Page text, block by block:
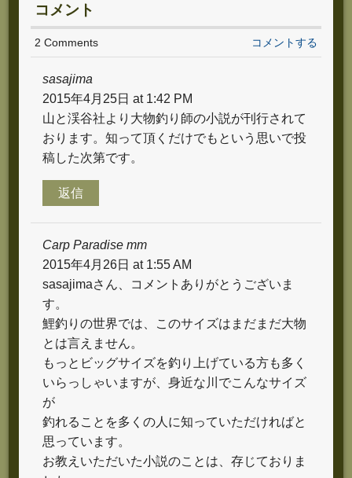
コメント
2 Comments コメントする
sasajima
2015年4月25日 at 1:42 PM
山と渓谷社より大物釣り師の小説が刊行されて
おります。知って頂くだけでもという思いで投
稿した次第です。
返信
Carp Paradise mm
2015年4月26日 at 1:55 AM
sasajimaさん、コメントありがとうございま
す。
鯉釣りの世界では、このサイズはまだまだ大物
とは言えません。
もっとビッグサイズを釣り上げている方も多く
いらっしゃいますが、身近な川でこんなサイズ
が
釣れることを多くの人に知っていただければと
思っています。
お教えいただいた小説のことは、存じておりま